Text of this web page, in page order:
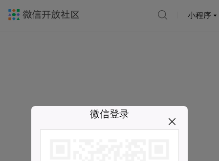
小程序
微信登录